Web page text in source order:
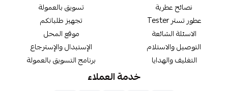
نصائح عطرية
عطور تستر Tester
الاسئلة الشائعة
التوصيل والاستلام
التغليف والهدايا
تسويق بالعمولة
تجهيز طلباتكم
موقع المحل
الإستبدال والإسترجاع
برنامج التسويق بالعمولة
خدمة العملاء